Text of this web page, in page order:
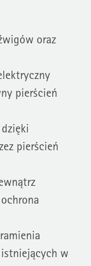
oraz
pierścień
pierścień
w